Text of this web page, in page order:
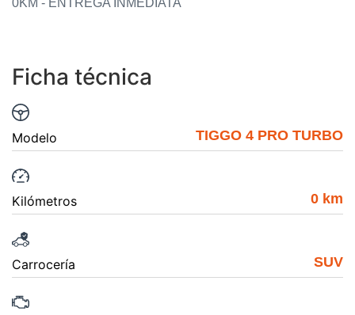
0KM - ENTREGA INMEDIATA
Ficha técnica
Modelo TIGGO 4 PRO TURBO
Kilómetros 0 km
Carrocería SUV